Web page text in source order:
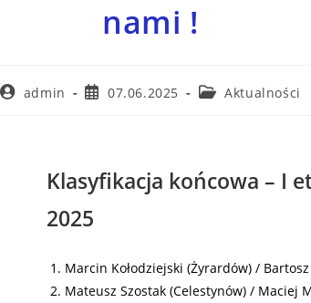
nami !
admin 07.06.2025 Aktualności
Klasyfikacja końcowa – I
2025
Marcin Kołodziejski (Żyrardów) / Bartosz
Mateusz Szostak (Celestynów) / Maciej